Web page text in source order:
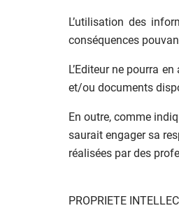
L’utilisation des
conséquences
L’Editeur ne pourra
et/ou documents
En outre, comme
saurait engager sa
réalisées par des
PROPRIETE